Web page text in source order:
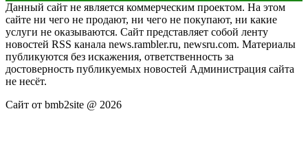
Данный сайт не является коммерческим проектом. На этом
сайте ни чего не продают, ни чего не покупают, ни какие
услуги не оказываются. Сайт представляет собой ленту
новостей RSS канала news.rambler.ru, newsru.com. Материалы
публикуются без искажения, ответственность за
достоверность публикуемых новостей Администрация сайта
не несёт.
Сайт от bmb2site @ 2026